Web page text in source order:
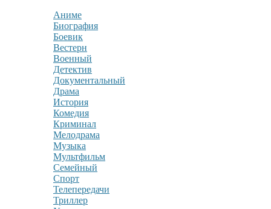
Аниме
Биография
Боевик
Вестерн
Военный
Детектив
Документальный
Драма
История
Комедия
Криминал
Мелодрама
Музыка
Мультфильм
Семейный
Спорт
Телепередачи
Триллер